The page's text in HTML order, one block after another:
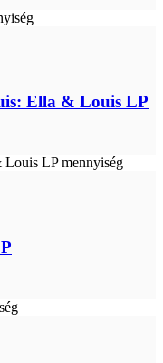
Ella & Louis LP
LP mennyiség